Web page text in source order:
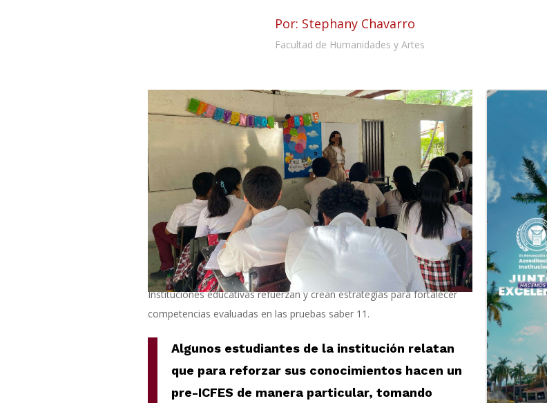
Por: Stephany Chavarro
Facultad de Humanidades y Artes
Instituciones educativas refuerzan y crean estrategias para fortalecer
competencias evaluadas en las pruebas saber 11.
Algunos estudiantes de la institución relatan
que para reforzar sus conocimientos hacen un
pre-ICFES de manera particular, tomando